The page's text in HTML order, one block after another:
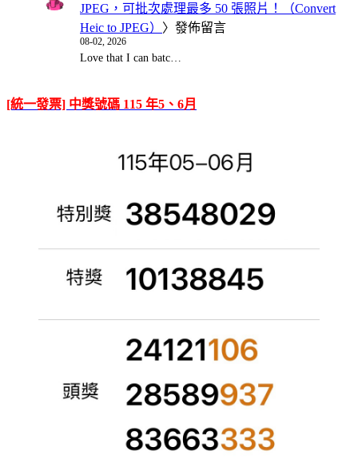
JPEG，可批次處理最多 50 張照片！（Convert
Heic to JPEG） 〉發佈留言
08-02, 2026
Love that I can batc…
[統一發票] 中獎號碼 115 年5、6月